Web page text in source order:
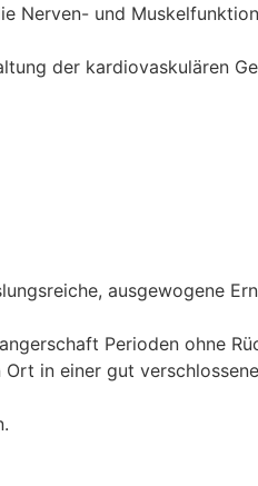
Nerven- und
der kardiovaskulären
ausgewogene
Perioden ohne
in einer gut